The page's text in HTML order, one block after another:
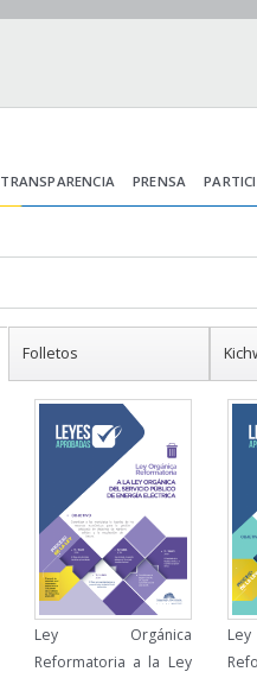
TRANSPARENCIA PRENSA
Ley Orgánica
Reformatoria a la Ley
Folletos